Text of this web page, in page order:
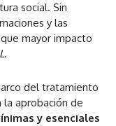
social. Sin
y las
mayor impacto
.
del tratamiento
aprobación de
y esenciales